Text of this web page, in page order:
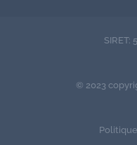
SIRET:
© 2023